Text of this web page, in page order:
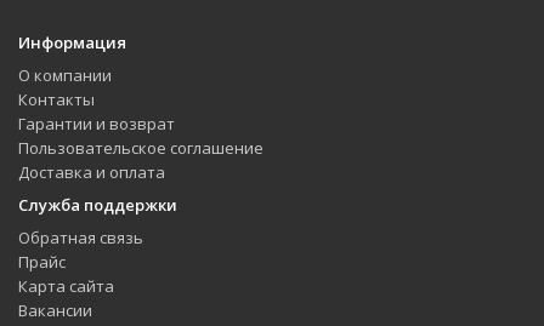
Информация
О компании
Контакты
Гарантии и возврат
Пользовательское соглашение
Доставка и оплата
Служба поддержки
Обратная связь
Прайс
Карта сайта
Вакансии